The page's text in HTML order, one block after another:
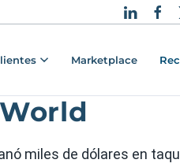
Marketplace
miles de dólares en